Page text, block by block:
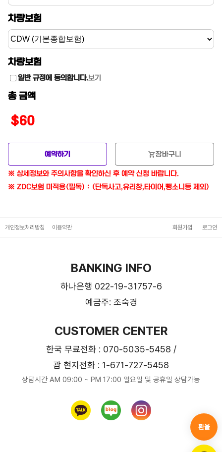
차량보험
차량보험
일반 규정에 동의합니다.보기
총 금액
$60
예약하기 shopping_cart장바구니
※ 상세정보와 주의사항을 확인하신 후 예약 신청 바랍니다.
※ ZDC보험 미적용(필독) : (단독사고,유리창,타이어,뺑소니등 제외)
환율
개인정보처리방침 이용약관 회원가입 로그인
BANKING INFO
하나은행 022-19-31757-6
예금주: 조숙경
CUSTOMER CENTER
한국 무료전화 : 070-5035-5458 /
괌 현지전화 : 1-671-727-5458
상담시간 AM 09:00 ~ PM 17:00 일요일 및 공휴일 상담가능